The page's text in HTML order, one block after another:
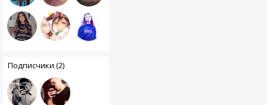
Подписчики (2)